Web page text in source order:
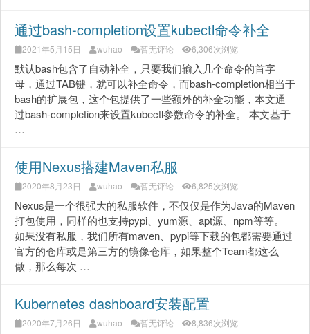
通过bash-completion设置kubectl命令补全
2021年5月15日 wuhao 暂无评论 6,306次浏览
默认bash包含了自动补全，只要我们输入几个命令的首字
母，通过TAB键，就可以补全命令，而bash-completion相当于
bash的扩展包，这个包提供了一些额外的补全功能，本文通
过bash-completion来设置kubectl参数命令的补全。 本文基于
…
使用Nexus搭建Maven私服
2020年8月23日 wuhao 暂无评论 6,825次浏览
Nexus是一个很强大的私服软件，不仅仅是作为Java的Maven
打包使用，同样的也支持pypi、yum源、apt源、npm等等。
如果没有私服，我们所有maven、pypi等下载的包都需要通过
官方的仓库或是第三方的镜像仓库，如果整个Team都这么
做，那么每次 …
Kubernetes dashboard安装配置
2020年7月26日 wuhao 暂无评论 8,836次浏览